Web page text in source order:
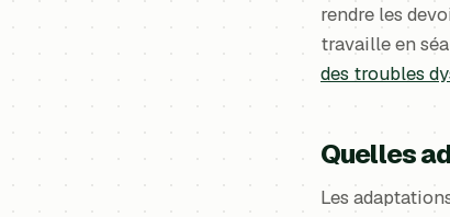
rendre les
travaille en
des troubles
Quelles
Les